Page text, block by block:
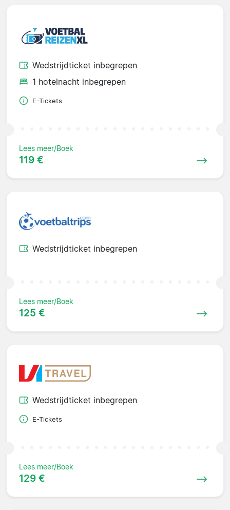
Wedstrijdticket inbegrepen
1 hotelnacht inbegrepen
E-Tickets
Lees meer/Boek
119 €
Wedstrijdticket inbegrepen
Lees meer/Boek
125 €
Wedstrijdticket inbegrepen
E-Tickets
Lees meer/Boek
129 €